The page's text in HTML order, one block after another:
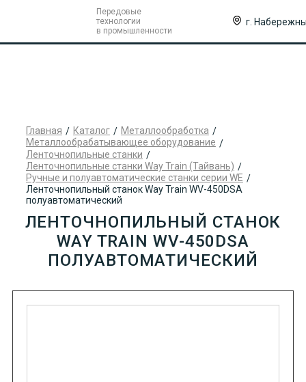
Передовые
технологии
в промышленности
г.
Главная Каталог
Металлообработка
Металлообрабатывающее оборудование
Ленточнопильные станки
Ленточнопильные станки Way Train (Тайвань)
Ручные и полуавтоматические станки серии WE
Ленточнопильный станок Way Train WV-450DSA
полуавтоматический
ЛЕНТОЧНОПИЛЬНЫЙ СТАНОК
WAY TRAIN WV-450DSA
ПОЛУАВТОМАТИЧЕСКИЙ